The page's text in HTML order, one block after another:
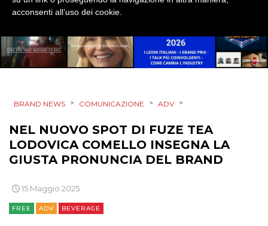
RICERCHE
TREND
OPINIONI
BRAND NEWS > COMUNICAZIONE > ADV >
NEL NUOVO SPOT DI FUZE TEA
LODOVICA COMELLO INSEGNA LA
GIUSTA PRONUNCIA DEL BRAND
15 Maggio 2025
FREE ADV BEVERAGE
acconsenti all’uso dei cookie.